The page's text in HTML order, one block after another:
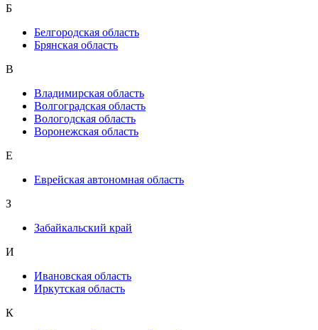
Б
Белгородская область
Брянская область
В
Владимирская область
Волгоградская область
Вологодская область
Воронежская область
Е
Еврейская автономная область
З
Забайкальский край
И
Ивановская область
Иркутская область
К